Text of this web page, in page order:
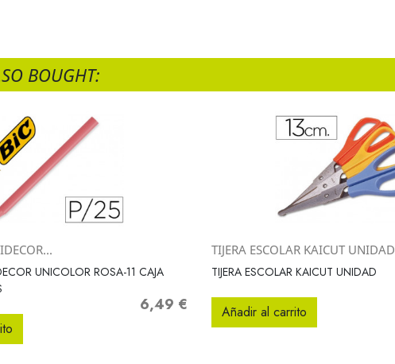
BOUGHT:
Vista rápida
UNICOLOR ROSA-11 CAJA
Precio
6,49 €
 Vista rápida
TIJERA ESCOLAR KAICUT UNIDAD
TIJERA ESCOLAR KAICUT UNIDAD
Añadir al carrito